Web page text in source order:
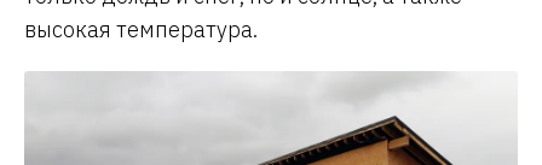
высокая температура.